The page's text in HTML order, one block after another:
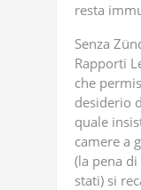
resta
Senza
Rapporti
che
desiderio
quale
camere a
(la pena
stati) si